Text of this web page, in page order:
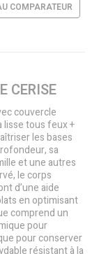
COMPARATEUR
CERISE
couvercle
lisse tous feux +
les bases
sa
et une autres
le corps
d’une aide
en optimisant
comprend un
pour
pour conserver
résistant à la